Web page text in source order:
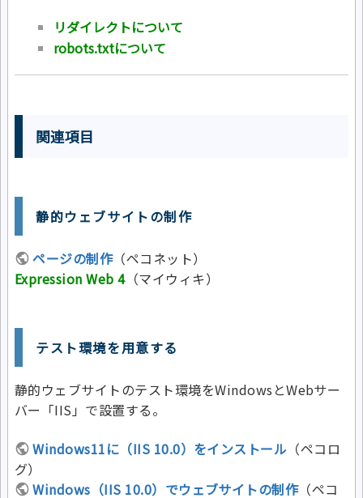
リダイレクトについて
robots.txtについて
関連項目
静的ウェブサイトの制作
ページの制作（ペコネット）
Expression Web 4（マイウィキ）
テスト環境を用意する
静的ウェブサイトのテスト環境をWindowsとWebサー
バー「IIS」で設置する。
Windows11に（IIS 10.0）をインストール （ペコロ
グ）
Windows（IIS 10.0）でウェブサイトの制作（ペコ